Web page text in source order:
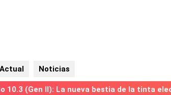
Noticias
10.3 (Gen II): La nueva bestia de la tinta